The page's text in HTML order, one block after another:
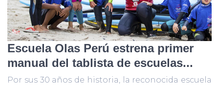
Escuela Olas Perú estrena primer
manual del tablista de escuelas...
Por sus 30 años de historia, la reconocida escuela